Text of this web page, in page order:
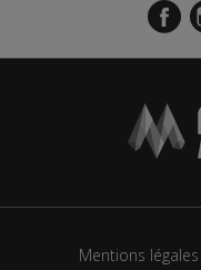
Mentions légales